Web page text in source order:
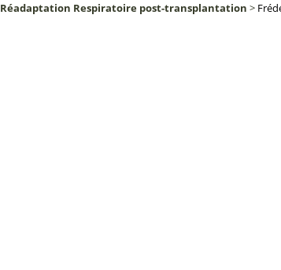
Réadaptation Respiratoire post-transplantation >